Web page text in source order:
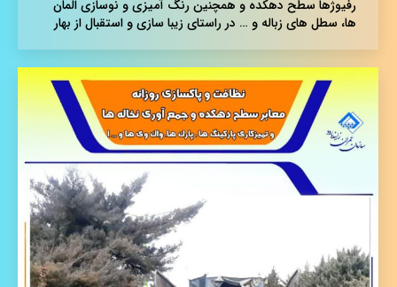
رفیوژها سطح دهکده و همچنین رنگ آمیزی و نوسازی المان
ها، سطل های زباله و … در راستای زیبا سازی و استقبال از بهار